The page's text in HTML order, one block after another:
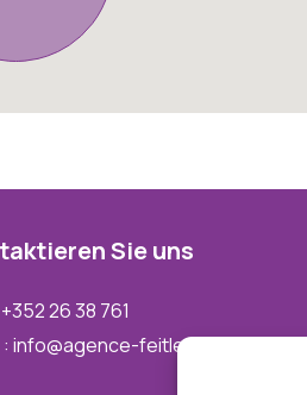
Sieuns
26 38 761
: info@agence-feitler.lu